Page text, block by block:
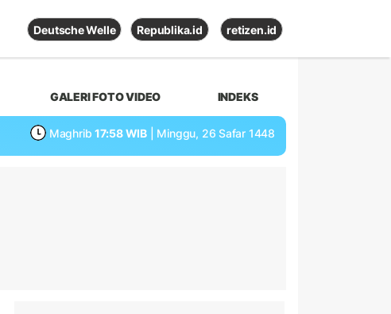
Deutsche Welle Republika.id retizen.id
GALERI FOTO VIDEO INDEKS
Maghrib 17:58 WIB | Minggu, 26 Safar 1448